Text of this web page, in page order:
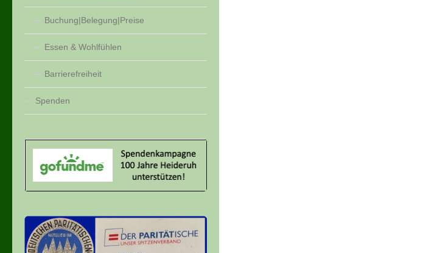
Buchung|Belegung|Preise
Essen & Wohlfühlen
Barrierefreiheit
Spenden